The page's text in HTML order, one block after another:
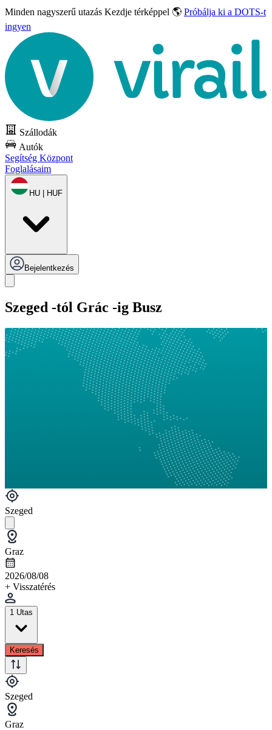
Minden nagyszerű utazás Kezdje térképpel 🌎 Próbálja ki a DOTS-t
ingyen
Szállodák
Autók
Segítség Központ
Foglalásaim
HU | HUF
Bejelentkezés
Szeged -tól Grác -ig Busz
Szeged
Graz
2026/08/08
+ Visszatérés
1 Utas
Keresés
Szeged
Graz